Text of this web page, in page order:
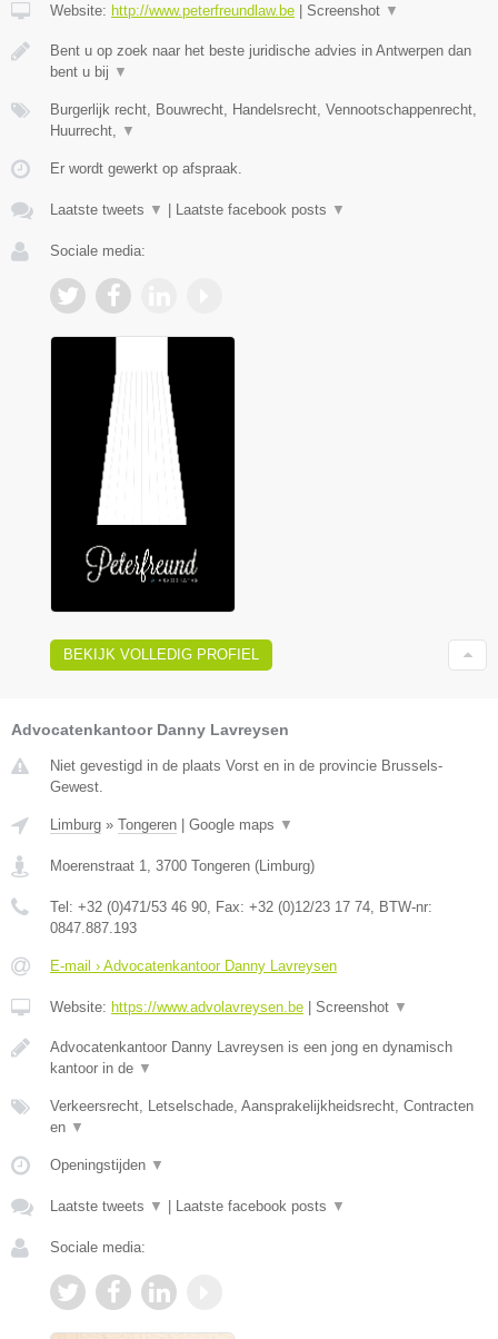
Website: http://www.peterfreundlaw.be Screenshot ▼
Bent u op zoek naar het beste juridische advies in Antwerpen dan
bent u bij ▼
Burgerlijk recht, Bouwrecht, Handelsrecht, Vennootschappenrecht,
Huurrecht,
▼
Er wordt gewerkt op afspraak.
Laatste tweets ▼ Laatste facebook posts ▼
Sociale media:
BEKIJK VOLLEDIG PROFIEL
Advocatenkantoor Danny Lavreysen
Niet gevestigd in de plaats Vorst en in de provincie Brussels-
Gewest.
Limburg » Tongeren Google maps ▼
Moerenstraat 1 3700 Tongeren ( Limburg)
Tel: +32 (0)471/53 46 90 , Fax: +32 (0)12/23 17 74 , BTW-nr:
0847.887.193
E-mail › Advocatenkantoor Danny Lavreysen
Website: https://www.advolavreysen.be Screenshot ▼
Advocatenkantoor Danny Lavreysen is een jong en dynamisch
kantoor in de ▼
Verkeersrecht, Letselschade, Aansprakelijkheidsrecht, Contracten
en ▼
Openingstijden ▼
Laatste tweets ▼ Laatste facebook posts ▼
Sociale media: